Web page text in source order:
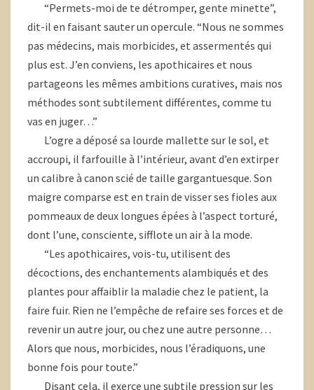
“Permets-moi de te détromper, gente minette”,
dit-il en faisant sauter un opercule. “Nous ne sommes
pas médecins, mais morbicides, et assermentés qui
plus est. J’en conviens, les apothicaires et nous
partageons les mêmes ambitions curatives, mais nos
méthodes sont subtilement différentes, comme tu
vas en juger…”
L’ogre a déposé sa lourde mallette sur le sol, et
accroupi, il farfouille à l’intérieur, avant d’en extirper
un calibre à canon scié de taille gargantuesque. Son
maigre comparse est en train de visser ses fioles aux
pommeaux de deux longues épées à l’aspect torturé,
dont l’une, consciente, sifflote un air à la mode.
“Les apothicaires, vois-tu, utilisent des
décoctions, des enchantements alambiqués et des
plantes pour affaiblir la maladie chez le patient, la
faire fuir. Rien ne l’empêche de refaire ses forces et de
revenir un autre jour, ou chez une autre personne…
Alors que nous, morbicides, nous l’éradiquons, une
bonne fois pour toute.”
Disant cela, il exerce une subtile pression sur les